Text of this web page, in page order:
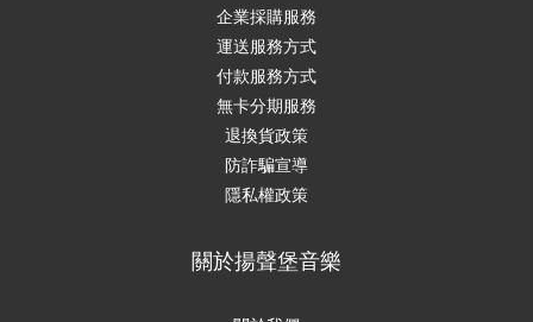
企業採購服務
運送服務方式
付款服務方式
無卡分期服務
退換貨政策
防詐騙宣導
隱私權政策
關於揚聲堡音樂